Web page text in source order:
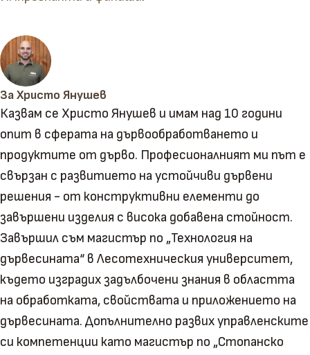
За Христо Янушев
Казвам се Христо Янушев и имам над 10 години
опит в сферата на дървообработването и
продуктите от дърво. Професионалният ми път е
свързан с развитието на устойчиви дървени
решения - от конструктивни елементи до
завършени изделия с висока добавена стойност.
Завършил съм магистър по „Технология на
дървесината“ в Лесотехническия университет,
където изградих задълбочени знания в областта
на обработката, свойствата и приложението на
дървесината. Допълнително развих управленските
си компетенции като магистър по „Стопанско